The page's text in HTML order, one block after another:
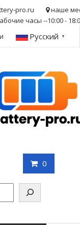
pro.ru
наше
часы --10:00 -
Русский ▼
0